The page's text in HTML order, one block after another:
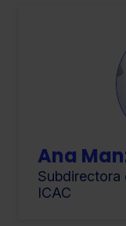
Ana
Subdirectora
ICAC